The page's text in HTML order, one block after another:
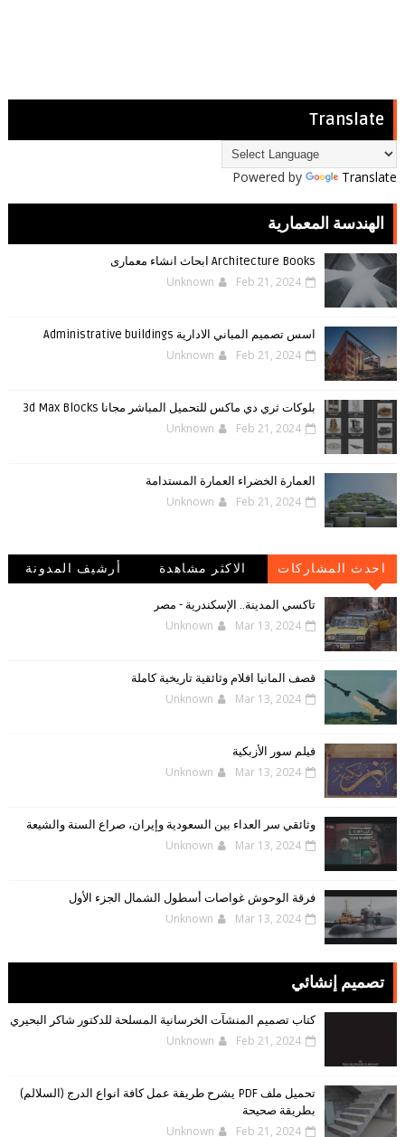
Translate
Powered by Translate
الهندسة المعمارية
Architecture Books ابحاث انشاء معمارى
Unknown Feb 21, 2024
اسس تصميم المباني الادارية Administrative buildings
Unknown Feb 21, 2024
بلوكات ثري دي ماكس للتحميل المباشر مجانا 3d Max Blocks
Unknown Feb 21, 2024
العمارة الخضراء العمارة المستدامة
Unknown Feb 21, 2024
احدث المشاركات الاكثر مشاهدة
أرشيف المدونة
تاكسي المدينة.. الإسكندرية - مصر
Unknown Mar 13, 2024
قصف المانيا افلام وثائقية تاريخية كاملة
Unknown Mar 13, 2024
فيلم سور الأزبكية
Unknown Mar 13, 2024
وثائقي سر العداء بين السعودية وإيران، صراع السنة والشيعة
Unknown Mar 13, 2024
فرقة الوحوش غواصات أسطول الشمال الجزء الأول
Unknown Mar 13, 2024
تصميم إنشائي
كتاب تصميم المنشآت الخرسانية المسلحة للدكتور شاكر البحيري
Unknown Feb 21, 2024
تحميل ملف PDF يشرح طريقة عمل كافة انواع الدرج (السلالم)
بطريقة صحيحة
Unknown Feb 21, 2024